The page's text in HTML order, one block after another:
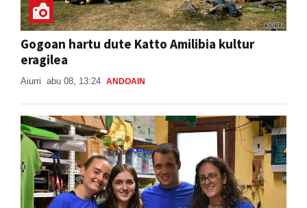
Gogoan hartu dute Katto Amilibia kultur
eragilea
Aiurri abu 08, 13:24 ANDOAIN